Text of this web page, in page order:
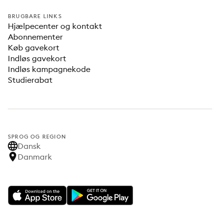
BRUGBARE LINKS
Hjælpecenter og kontakt
Abonnementer
Køb gavekort
Indløs gavekort
Indløs kampagnekode
Studierabat
SPROG OG REGION
Dansk
Danmark